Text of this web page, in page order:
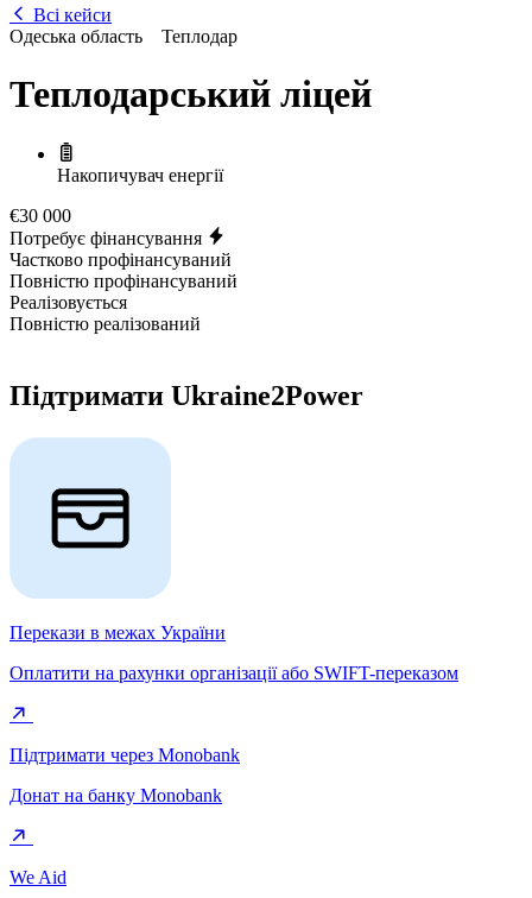
Всі кейси
Одеська область
Теплодар
Теплодарський ліцей
Накопичувач енергії
€30 000
Потребує фінансування
Частково профінансуваний
Повністю профінансуваний
Реалізовується
Повністю реалізований
Підтримати Ukraine2Power
Перекази в межах України
Оплатити на рахунки організації або SWIFT-переказом
Підтримати через Monobank
Донат на банку Monobank
We Aid